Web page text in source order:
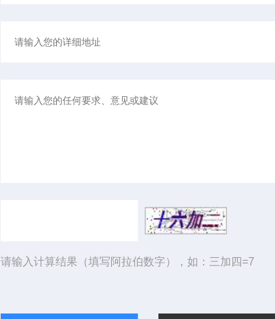
请输入计算结果（填写阿拉伯数字），如：三加四=7